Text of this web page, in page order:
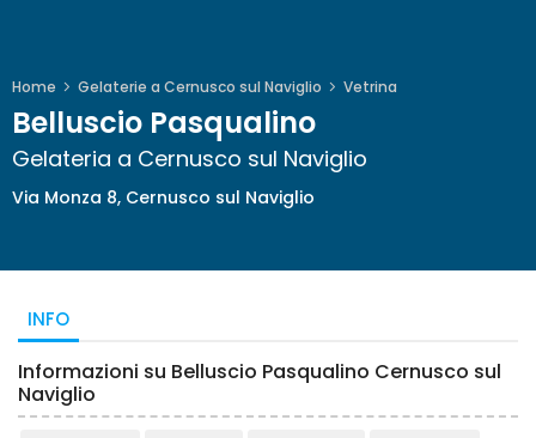
Home Gelaterie a Cernusco sul Naviglio Vetrina
Belluscio Pasqualino
Gelateria a Cernusco sul Naviglio
Via Monza 8, Cernusco sul Naviglio
INFO
Informazioni su Belluscio Pasqualino Cernusco sul
Naviglio